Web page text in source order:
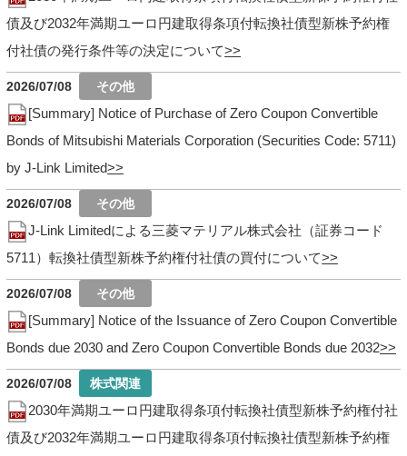
債及び2032年満期ユーロ円建取得条項付転換社債型新株予約権
付社債の発行条件等の決定について
2026/07/08
[Summary] Notice of Purchase of Zero Coupon Convertible
Bonds of Mitsubishi Materials Corporation (Securities Code: 5711)
by J-Link Limited
2026/07/08
J-Link Limitedによる三菱マテリアル株式会社（証券コード
5711）転換社債型新株予約権付社債の買付について
2026/07/08
[Summary] Notice of the Issuance of Zero Coupon Convertible
Bonds due 2030 and Zero Coupon Convertible Bonds due 2032
2026/07/08
2030年満期ユーロ円建取得条項付転換社債型新株予約権付社
債及び2032年満期ユーロ円建取得条項付転換社債型新株予約権